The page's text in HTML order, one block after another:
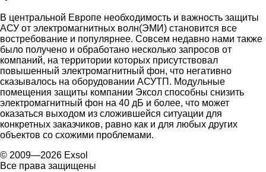
В центральной Европе необходимость и важность защиты
АСУ от электромагнитных волн(ЭМИ) становится все
востребование и популярнее. Совсем недавно нами также
было получено и обработано несколько запросов от
компаний, на территории которых присутствовал
повышенный электромагнитный фон, что негативно
сказывалось на оборудовании АСУТП. Модульные
помещения защиты компании Эксол способны снизить
электромагнитный фон на 40 дБ и более, что может
оказаться выходом из сложившейся ситуации для
конкретных заказчиков, равно как и для любых других
объектов со схожими проблемами.
© 2009—2026 Exsol
Все права защищены